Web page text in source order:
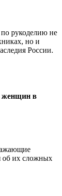
рукоделию не
но и
России.
женщин в
об их сложных